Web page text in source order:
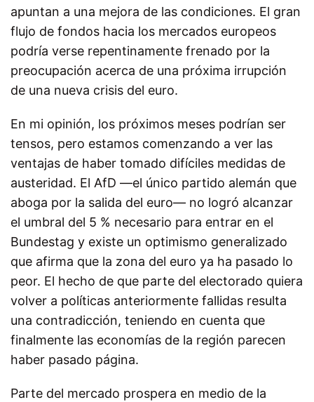
apuntan a una mejora de las condiciones. El gran
flujo de fondos hacia los mercados europeos
podría verse repentinamente frenado por la
preocupación acerca de una próxima irrupción
de una nueva crisis del euro.
En mi opinión, los próximos meses podrían ser
tensos, pero estamos comenzando a ver las
ventajas de haber tomado difíciles medidas de
austeridad. El AfD —el único partido alemán que
aboga por la salida del euro— no logró alcanzar
el umbral del 5 % necesario para entrar en el
Bundestag y existe un optimismo generalizado
que afirma que la zona del euro ya ha pasado lo
peor. El hecho de que parte del electorado quiera
volver a políticas anteriormente fallidas resulta
una contradicción, teniendo en cuenta que
finalmente las economías de la región parecen
haber pasado página.
Parte del mercado prospera en medio de la